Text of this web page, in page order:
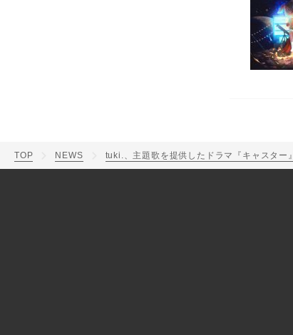
TOP NEWS tuki.、主題歌を提供したドラマ『キャスター